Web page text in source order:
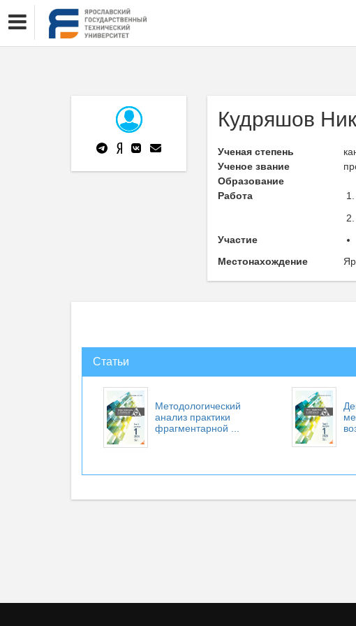
Кудряшов
Ученая степень
Ученое звание
Образование
Работа
Участие
Местонахождение
Статьи
Методологический
анализ практики
фрагментарной ...